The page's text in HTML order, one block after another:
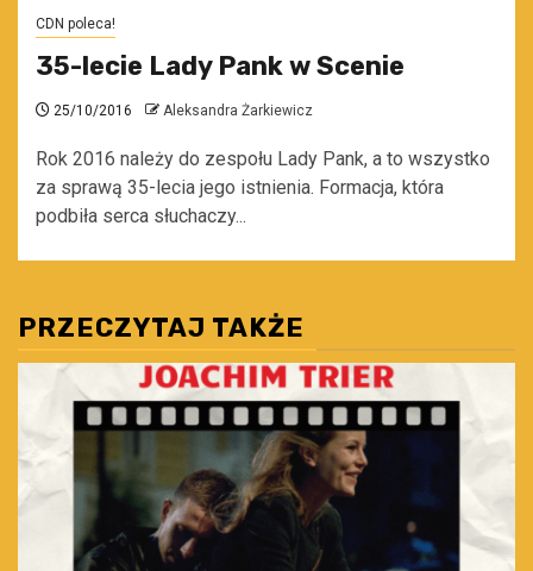
CDN poleca!
35-lecie Lady Pank w Scenie
25/10/2016 Aleksandra Żarkiewicz
Rok 2016 należy do zespołu Lady Pank, a to wszystko
za sprawą 35-lecia jego istnienia. Formacja, która
podbiła serca słuchaczy...
PRZECZYTAJ TAKŻE